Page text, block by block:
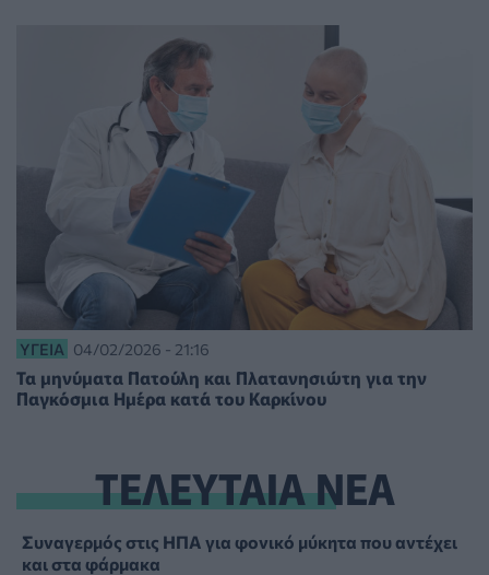
ΥΓΕΊΑ 04/02/2026 - 21:16
Τα μηνύματα Πατούλη και Πλατανησιώτη για την
Παγκόσμια Ημέρα κατά του Καρκίνου
ΤΕΛΕΥΤΑΙΑ ΝΕΑ
Συναγερμός στις ΗΠΑ για φονικό μύκητα που αντέχει
και στα φάρμακα